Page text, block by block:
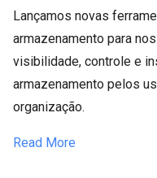
Lançamos novas
armazenamento para
visibilidade, controle e
armazenamento pelos
organização.
Read More